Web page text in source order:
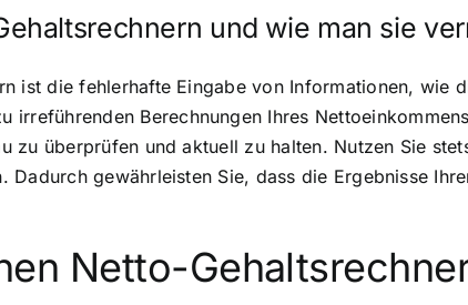
und wie man sie
ist die fehlerhafte Eingabe von Informationen, wie
irreführenden Berechnungen Ihres
zu überprüfen und aktuell zu halten. Nutzen Sie
gewährleisten Sie, dass die Ergebnisse
Netto-